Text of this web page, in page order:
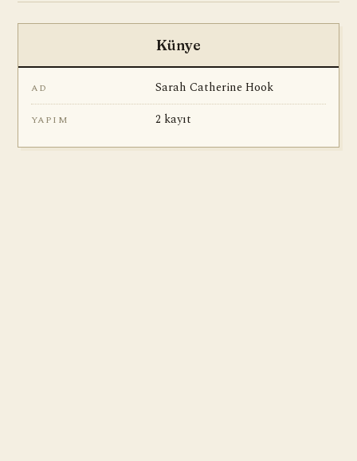
Künye
AD Sarah Catherine Hook
YAPIM 2 kayıt